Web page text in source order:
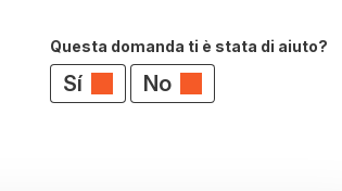
Questa domanda ti è stata di aiuto?
Sí No